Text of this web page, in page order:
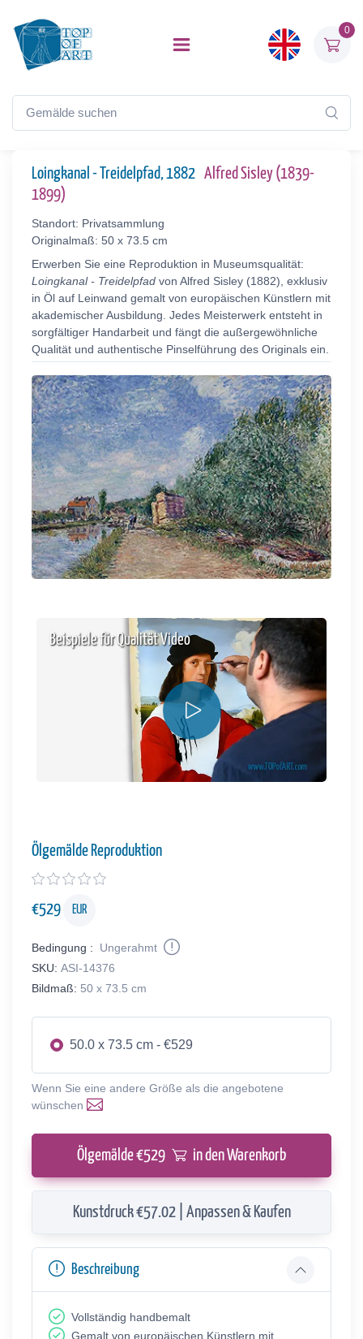
0
Loingkanal - Treidelpfad, 1882 Alfred Sisley (1839-
1899)
Standort: Privatsammlung
Originalmaß: 50 x 73.5 cm
Erwerben Sie eine Reproduktion in Museumsqualität:
Loingkanal - Treidelpfad von Alfred Sisley (1882), exklusiv
in Öl auf Leinwand gemalt von europäischen Künstlern mit
akademischer Ausbildung. Jedes Meisterwerk entsteht in
sorgfältiger Handarbeit und fängt die außergewöhnliche
Qualität und authentische Pinselführung des Originals ein.
Beispiele für Qualität Video
Ölgemälde Reproduktion
€529 EUR
Bedingung :
Ungerahmt
SKU: ASI-14376
Bildmaß: 50 x 73.5 cm
50.0 x 73.5 cm - €529
Wenn Sie eine andere Größe als die angebotene
wünschen
Ölgemälde €529 in den Warenkorb
Kunstdruck €57.02 | Anpassen & Kaufen
Beschreibung
Vollständig handbemalt
Gemalt von europäischen Künstlern mit